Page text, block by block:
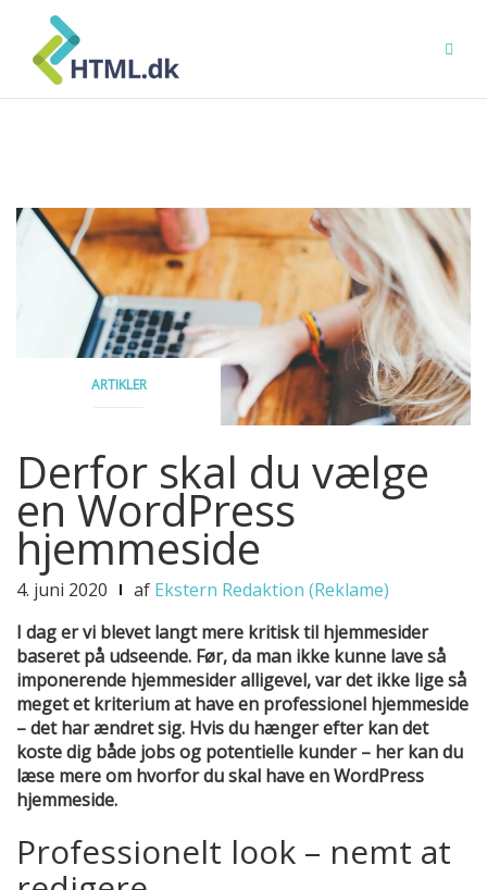
content
ARTIKLER
Derfor skal du vælge
en WordPress
hjemmeside
4. juni 2020 af Ekstern Redaktion (Reklame)
I dag er vi blevet langt mere kritisk til hjemmesider
baseret på udseende. Før, da man ikke kunne lave så
imponerende hjemmesider alligevel, var det ikke lige så
meget et kriterium at have en professionel hjemmeside
– det har ændret sig. Hvis du hænger efter kan det
koste dig både jobs og potentielle kunder – her kan du
læse mere om hvorfor du skal have en WordPress
hjemmeside.
Professionelt look – nemt at